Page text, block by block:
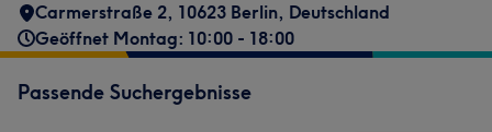
Carmerstraße 2, 10623 Berlin, Deutschland
Geöffnet Montag: 10:00 - 18:00
Passende Suchergebnisse